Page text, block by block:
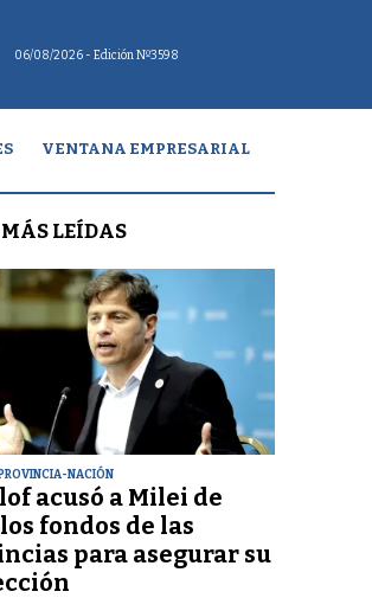
06/08/2026 - Edición Nº3598
VENTANA EMPRESARIAL
LEÍDAS
NACIÓN
acusó a Milei de
fondos de las
para asegurar su